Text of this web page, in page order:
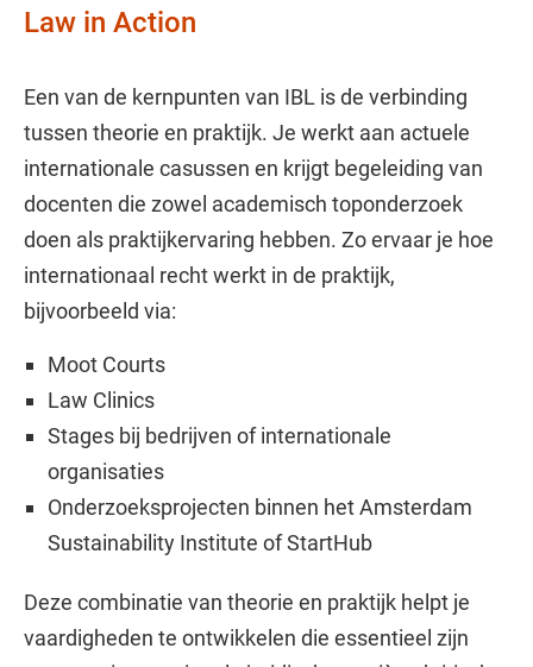
Law in Action
Een van de kernpunten van IBL is de verbinding
tussen theorie en praktijk. Je werkt aan actuele
internationale casussen en krijgt begeleiding van
docenten die zowel academisch toponderzoek
doen als praktijkervaring hebben. Zo ervaar je hoe
internationaal recht werkt in de praktijk,
bijvoorbeeld via:
Moot Courts
Law Clinics
Stages bij bedrijven of internationale
organisaties
Onderzoeksprojecten binnen het Amsterdam
Sustainability Institute of StartHub
Deze combinatie van theorie en praktijk helpt je
vaardigheden te ontwikkelen die essentieel zijn